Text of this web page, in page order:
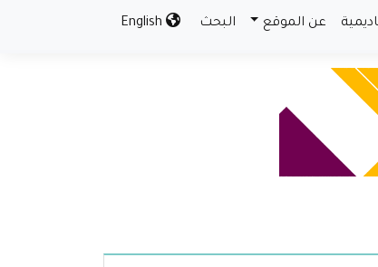
عن الموقع البحث